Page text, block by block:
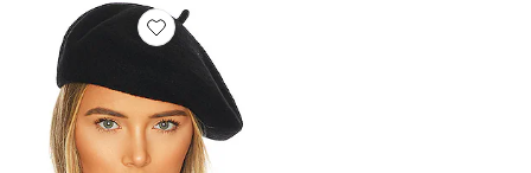
Favorite BÉRET